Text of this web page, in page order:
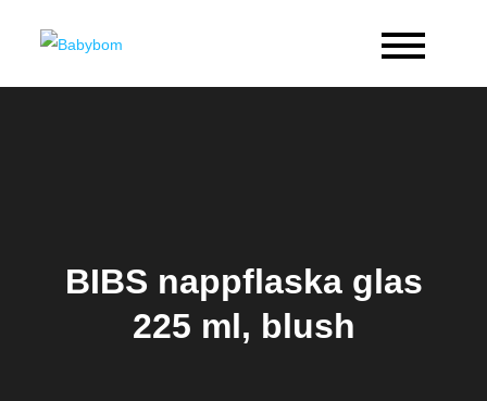
BIBS nappflaska glas
225 ml, blush